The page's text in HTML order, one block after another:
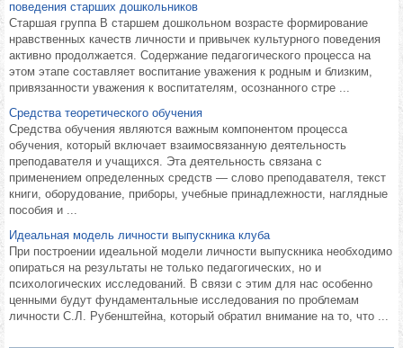
поведения старших дошкольников
Старшая группа В старшем дошкольном возрасте формирование
нравственных качеств личности и привычек культурного поведения
активно продолжается. Содержание педагогического процесса на
этом этапе составляет воспитание уважения к родным и близким,
привязанности уважения к воспитателям, осознанного стре ...
Средства теоретического обучения
Средства обучения являются важным компонентом процесса
обучения, который включает взаимосвязанную деятельность
преподавателя и учащихся. Эта деятельность связана с
применением определенных средств — слово преподавателя, текст
книги, оборудование, приборы, учебные принадлежности, наглядные
пособия и ...
Идеальная модель личности выпускника клуба
При построении идеальной модели личности выпускника необходимо
опираться на результаты не только педагогических, но и
психологических исследований. В связи с этим для нас особенно
ценными будут фундаментальные исследования по проблемам
личности С.Л. Рубенштейна, который обратил внимание на то, что ...